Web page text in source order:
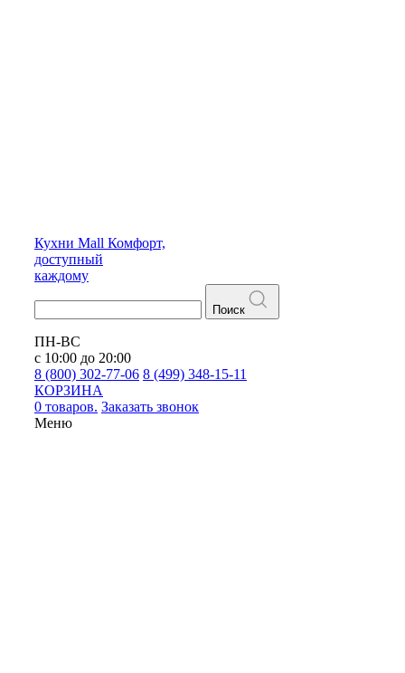
Кухни Mall Комфорт,
доступный
каждому
Поиск
ПН-ВС
с 10:00 до 20:00
8 (800) 302-77-06 8 (499) 348-15-11
КОРЗИНА
0 товаров. Заказать звонок
Меню